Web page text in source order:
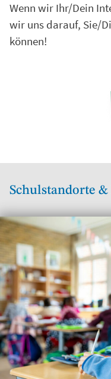
Wenn wir Ihr/Dein
wir uns darauf, Sie/
können!
Schulstandorte &